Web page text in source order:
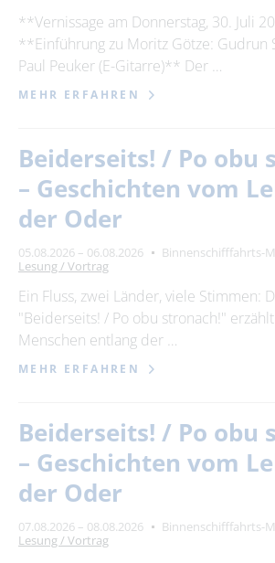
**Vernissage am Donnerstag, 30. Juli
**Einführung zu Moritz Götze:
Paul Peuker (E-Gitarre)** Der …
MEHR ERFAHREN
Beiderseits! / Po obu
– Geschichten vom
der Oder
05.08.2026 – 06.08.2026
Binnenschifffahrts-
Lesung / Vortrag
Ein Fluss, zwei Länder, viele Stimmen:
"Beiderseits! / Po obu stronach!"
Menschen entlang der …
MEHR ERFAHREN
Beiderseits! / Po obu
– Geschichten vom
der Oder
07.08.2026 – 08.08.2026
Binnenschifffahrts-
Lesung / Vortrag